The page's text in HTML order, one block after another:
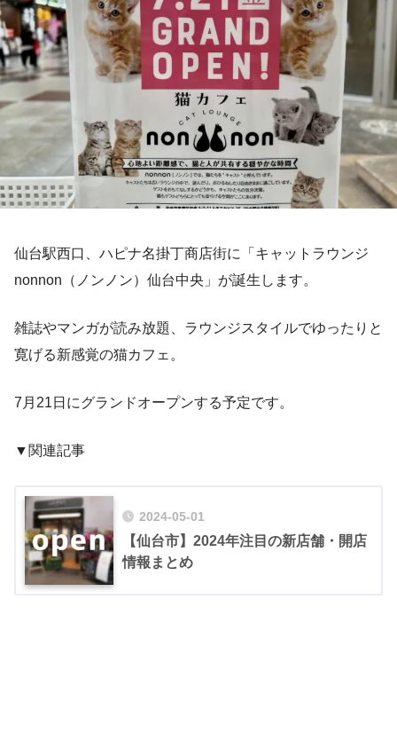
仙台駅西口、ハピナ名掛丁商店街に「キャットラウンジ
nonnon（ノンノン）仙台中央」が誕生します。
雑誌やマンガが読み放題、ラウンジスタイルでゆったりと
寛げる新感覚の猫カフェ。
7月21日にグランドオープンする予定です。
▼関連記事
2024-05-01
【仙台市】2024年注目の新店舗・開店
情報まとめ